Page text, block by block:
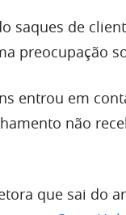
saques de
preocupação
entrou em
não
que sai do